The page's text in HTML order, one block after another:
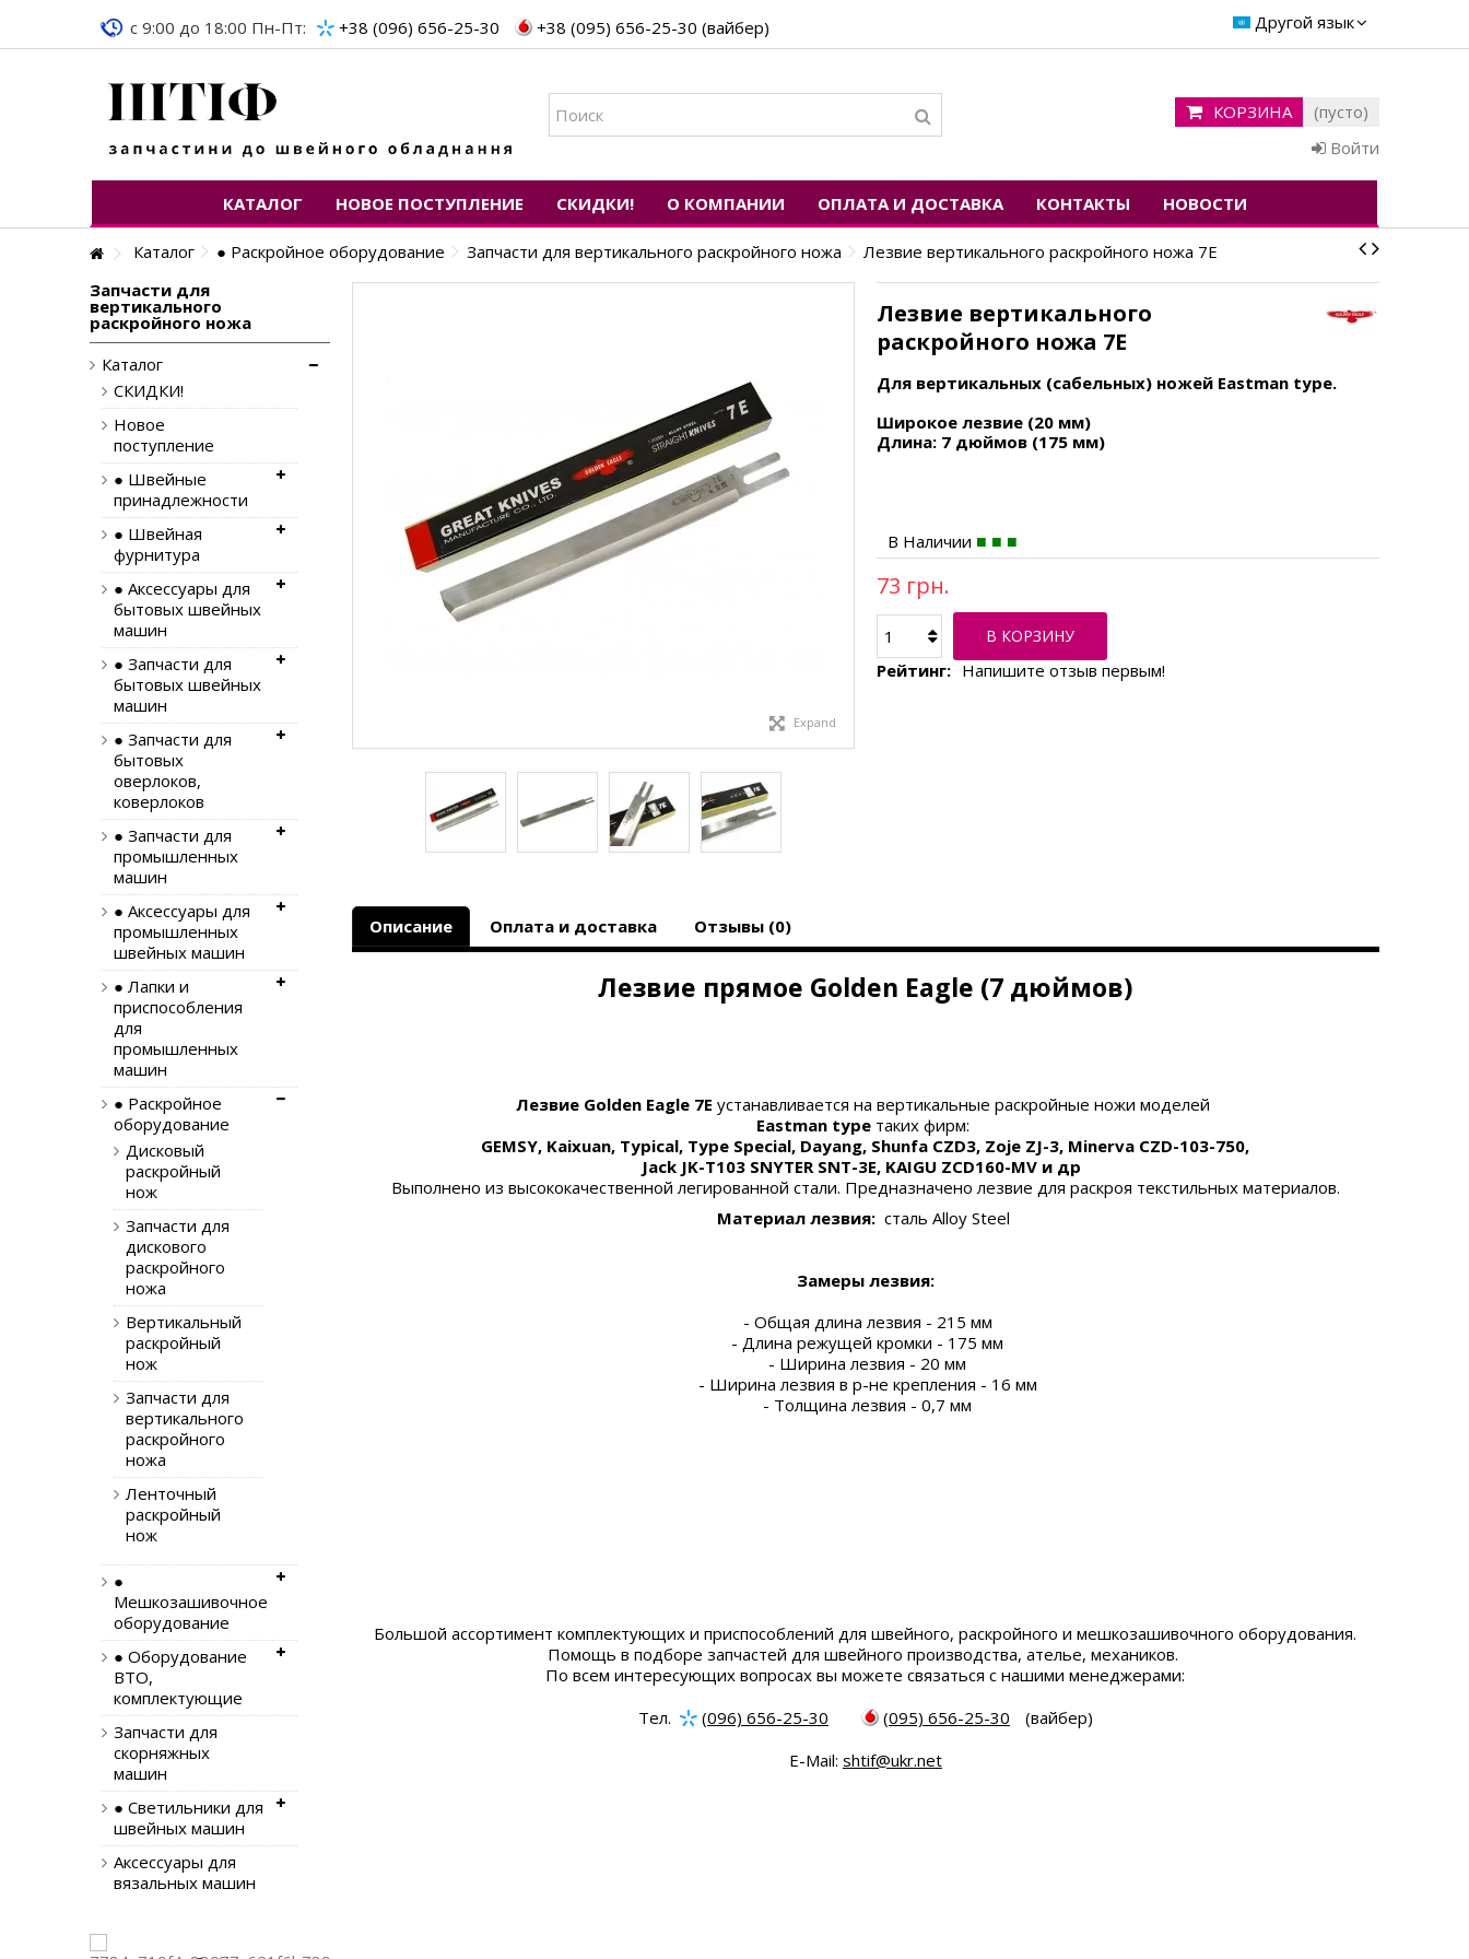
Другой язык
c 9:00 до 18:00 Пн-Пт: +38 (096) 656-25-30 +38 (095) 656-25-30 (вайбер)
КОРЗИНА
(пусто)
Войти
КАТАЛОГ НОВОЕ ПОСТУПЛЕНИЕ СКИДКИ! О КОМПАНИИ ОПЛАТА И ДОСТАВКА КОНТАКТЫ НОВОСТИ
Каталог ● Раскройное оборудование Запчасти для вертикального раскройного ножа Лезвие вертикального раскройного ножа 7E
Expand
Лезвие вертикального
раскройного ножа 7E
Для вертикальных (сабельных) ножей Eastman type.
Широкое лезвие (20 мм)
Длина: 7 дюймов (175 мм)
В Наличии
73 грн.
В КОРЗИНУ
Рейтинг: Напишите отзыв первым!
Описание Оплата и доставка Отзывы (0)
Лезвие прямое Golden Eagle (7 дюймов)
Лезвие Golden Eagle 7E устанавливается на вертикальные раскройные ножи моделей
Eastman type таких фирм:
GEMSY, Kaixuan, Typical, Type Special, Dayang, Shunfa CZD3, Zoje ZJ-3, Minerva CZD-103-750,
Jack JK-T103 SNYTER SNT-3E, KAIGU ZCD160-MV и др
Выполнено из высококачественной легированной стали. Предназначено лезвие для раскроя текстильных материалов.
Материал лезвия: сталь Alloy Steel
Замеры лезвия:
- Общая длина лезвия - 215 мм
- Длина режущей кромки - 175 мм
- Ширина лезвия - 20 мм
- Ширина лезвия в р-не крепления - 16 мм
- Толщина лезвия - 0,7 мм
Большой ассортимент комплектующих и приспособлений для швейного, раскройного и мешкозашивочного оборудования.
Помощь в подборе запчастей для швейного производства, ателье, механиков.
По всем интересующих вопросах вы можете связаться с нашими менеджерами:
Тел.
(096) 656-25-30 (095) 656-25-30
(вайбер)
E-Mail: shtif@ukr.net
Запчасти для
вертикального
раскройного ножа
Каталог
СКИДКИ!
Новое
поступление
● Швейные
принадлежности
● Швейная
фурнитура
● Аксессуары для
бытовых швейных
машин
● Запчасти для
бытовых швейных
машин
● Запчасти для
бытовых
оверлоков,
коверлоков
● Запчасти для
промышленных
машин
● Аксессуары для
промышленных
швейных машин
● Лапки и
приспособления
для
промышленных
машин
● Раскройное
оборудование
Дисковый
раскройный
нож
Запчасти для
дискового
раскройного
ножа
Вертикальный
раскройный
нож
Запчасти для
вертикального
раскройного
ножа
Ленточный
раскройный
нож
●
Мешкозашивочное
оборудование
● Оборудование
ВТО,
комплектующие
Запчасти для
скорняжных
машин
● Светильники для
швейных машин
Аксессуары для
вязальных машин